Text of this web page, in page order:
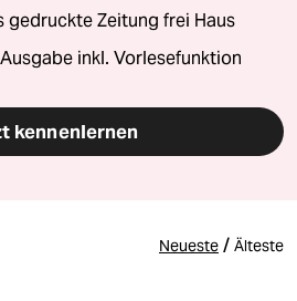
gedruckte Zeitung frei Haus
inkl. Vorlesefunktion
kennenlernen
Neueste / Älteste